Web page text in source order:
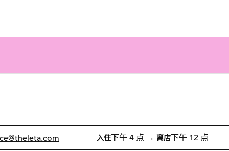
@theleta.com 入住下午 4 点 → 离店下午 12 点